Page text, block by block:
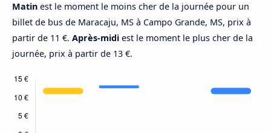
Matin est le moment le moins cher de la journée pour un
billet de bus de Maracaju, MS à Campo Grande, MS, prix à
partir de 11 €. Après-midi est le moment le plus cher de la
journée, prix à partir de 13 €.